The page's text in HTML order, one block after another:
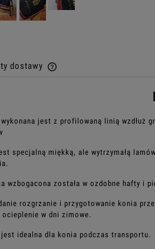
dostawy
Cena nie zawiera
wykonana jest z profilowaną linią wzdłuż
specjalną miękką, ale wytrzymałą
wzbogacona została w ozdobne hafty i
rozgrzanie i przygotowanie konia
w dni zimowe.
jest idealna dla konia podczas transportu.